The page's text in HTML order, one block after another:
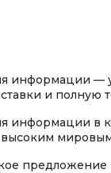
информации —
и полную
информации в
высоким
предложение